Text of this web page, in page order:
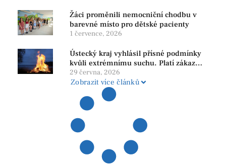
Žáci proměnili nemocniční chodbu v
barevné místo pro dětské pacienty
1 července, 2026
Ústecký kraj vyhlásil přísné podmínky
kvůli extrémnímu suchu. Platí zákaz
ohňů i pyrotechniky
29 června, 2026
Zobrazit více článků